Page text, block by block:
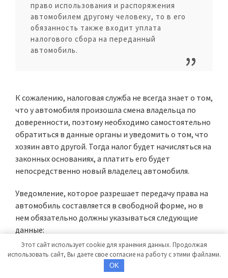
право использования и распоряжения
автомобилем другому человеку, то в его
обязанность также входит уплата
налогового сбора на переданный
автомобиль.
К сожалению, налоговая служба не всегда знает о том,
что у автомобиля произошла смена владельца по
доверенности, поэтому необходимо самостоятельно
обратиться в данные органы и уведомить о том, что
хозяин авто другой. Тогда налог будет начисляться на
законных основаниях, а платить его будет
непосредственно новый владелец автомобиля.
Уведомление, которое разрешает передачу права на
автомобиль составляется в свободной форме, но в
нем обязательно должны указываться следующие
данные:
Информация о прежнем хозяине машины.
Этот сайт использует cookie для хранения данных. Продолжая
использовать сайт, Вы даете свое согласие на работу с этими файлами.
OK